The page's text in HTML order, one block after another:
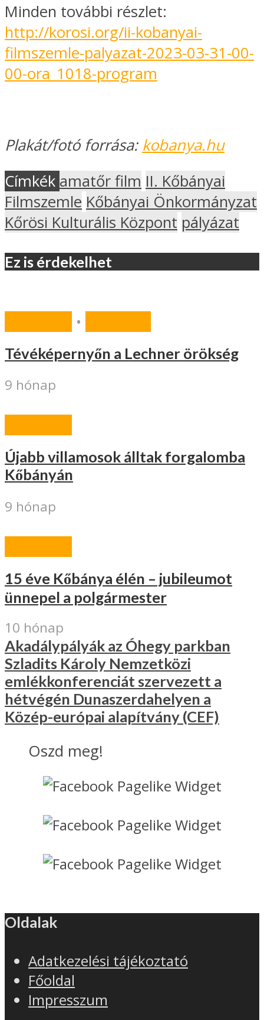
Minden további részlet:
http://korosi.org/ii-kobanyai-
filmszemle-palyazat-2023-03-31-00-
00-ora_1018-program
Plakát/fotó forrása: kobanya.hu
Címkék amatőr film II. Kőbányai
Filmszemle Kőbányai Önkormányzat
Kőrösi Kulturális Központ pályázat
Ez is érdekelhet
•
Tévéképernyőn a Lechner örökség
9 hónap
Újabb villamosok álltak forgalomba
Kőbányán
9 hónap
15 éve Kőbánya élén – jubileumot
ünnepel a polgármester
10 hónap
Akadálypályák az Óhegy parkban
Szladits Károly Nemzetközi
emlékkonferenciát szervezett a
hétvégén Dunaszerdahelyen a
Közép-európai alapítvány (CEF)
Oszd meg!
Oldalak
Adatkezelési tájékoztató
Főoldal
Impresszum